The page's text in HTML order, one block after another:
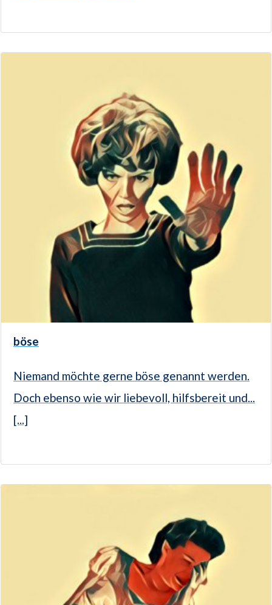
böse
Niemand möchte gerne böse genannt werden.
Doch ebenso wie wir liebevoll, hilfsbereit und...
[...]